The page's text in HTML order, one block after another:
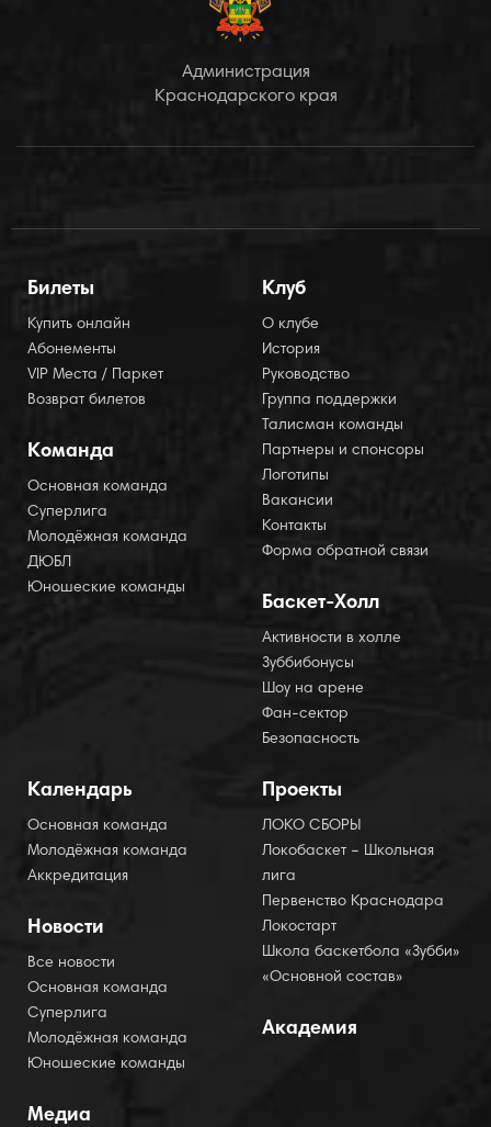
Администрация
Краснодарского края
Билеты
Купить онлайн
Абонементы
VIP Места / Паркет
Возврат билетов
Команда
Основная команда
Суперлига
Молодёжная команда
ДЮБЛ
Юношеские команды
Клуб
О клубе
История
Руководство
Группа поддержки
Талисман команды
Партнеры и спонсоры
Логотипы
Вакансии
Контакты
Форма обратной связи
Баскет-Холл
Активности в холле
Зуббибонусы
Шоу на арене
Фан-сектор
Безопасность
Календарь
Основная команда
Молодёжная команда
Аккредитация
Новости
Все новости
Основная команда
Суперлига
Молодёжная команда
Юношеские команды
Медиа
Проекты
ЛОКО СБОРЫ
Локобаскет – Школьная
лига
Первенство Краснодара
Локостарт
Школа баскетбола «Зубби»
«Основной состав»
Академия